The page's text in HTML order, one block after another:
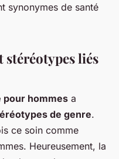
synonymes de santé
stéréotypes liés
pour hommes a
de genre.
ce soin comme
Heureusement, la